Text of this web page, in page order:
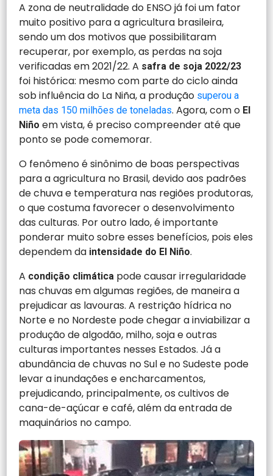
A zona de neutralidade do ENSO já foi um fator
muito positivo para a agricultura brasileira,
sendo um dos motivos que possibilitaram
recuperar, por exemplo, as perdas na soja
verificadas em 2021/22. A safra de soja 2022/23
foi histórica: mesmo com parte do ciclo ainda
sob influência do La Niña, a produção superou a
meta das 150 milhões de toneladas. Agora, com o El
Niño em vista, é preciso compreender até que
ponto se pode comemorar.
O fenômeno é sinônimo de boas perspectivas
para a agricultura no Brasil, devido aos padrões
de chuva e temperatura nas regiões produtoras,
o que costuma favorecer o desenvolvimento
das culturas. Por outro lado, é importante
ponderar muito sobre esses benefícios, pois eles
dependem da intensidade do El Niño.
A condição climática pode causar irregularidade
nas chuvas em algumas regiões, de maneira a
prejudicar as lavouras. A restrição hídrica no
Norte e no Nordeste pode chegar a inviabilizar a
produção de algodão, milho, soja e outras
culturas importantes nesses Estados. Já a
abundância de chuvas no Sul e no Sudeste pode
levar a inundações e encharcamentos,
prejudicando, principalmente, os cultivos de
cana-de-açúcar e café, além da entrada de
maquinários no campo.